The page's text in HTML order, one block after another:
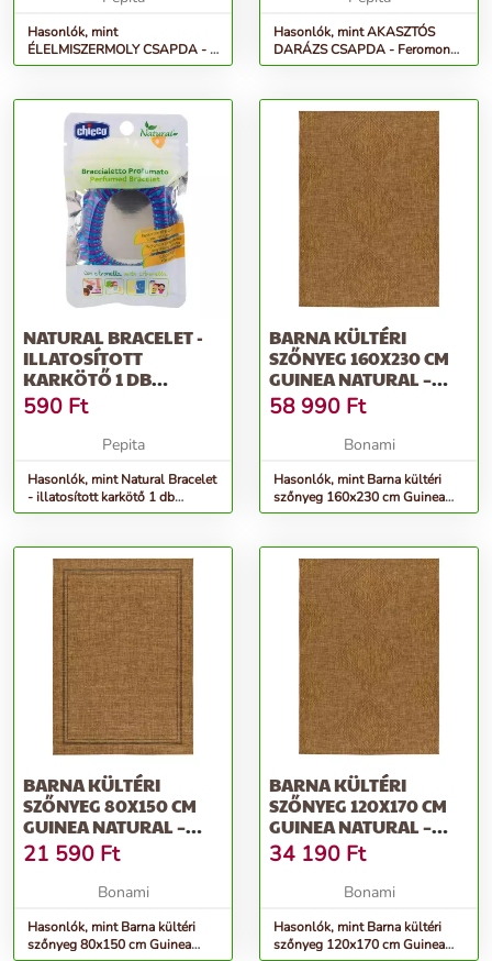
Hasonlók, mint
ÉLELMISZERMOLY CSAPDA - 2
darabos háztartási molyirtó
Hasonlók, mint AKASZTÓS
DARÁZS CSAPDA - Feromon
folyadékos csapda darazsak
NATURAL BRACELET -
ILLATOSÍTOTT
KARKÖTŐ 1 DB
CITRONELLÁVAL
ILLATO...
590 Ft
Pepita
Hasonlók, mint Natural Bracelet
- illatosított karkötő 1 db
citronellával illato...
BARNA KÜLTÉRI
SZŐNYEG 160X230 CM
GUINEA NATURAL –
UNIVERSAL
58 990 Ft
Bonami
Hasonlók, mint Barna kültéri
szőnyeg 160x230 cm Guinea
Natural – Universal
BARNA KÜLTÉRI
SZŐNYEG 80X150 CM
GUINEA NATURAL –
UNIVERSAL
21 590 Ft
Bonami
Hasonlók, mint Barna kültéri
szőnyeg 80x150 cm Guinea
BARNA KÜLTÉRI
SZŐNYEG 120X170 CM
GUINEA NATURAL –
UNIVERSAL
34 190 Ft
Bonami
Hasonlók, mint Barna kültéri
szőnyeg 120x170 cm Guinea